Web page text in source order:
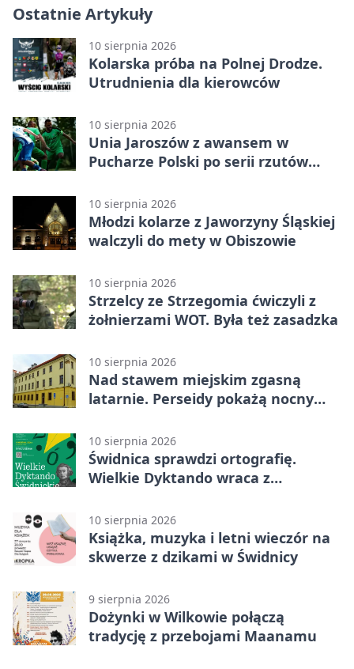
Ostatnie Artykuły
10 sierpnia 2026
Kolarska próba na Polnej Drodze.
Utrudnienia dla kierowców
10 sierpnia 2026
Unia Jaroszów z awansem w
Pucharze Polski po serii rzutów
10 sierpnia 2026
Młodzi kolarze z Jaworzyny Śląskiej
walczyli do mety w Obiszowie
10 sierpnia 2026
Strzelcy ze Strzegomia ćwiczyli z
żołnierzami WOT. Była też zasadzka
10 sierpnia 2026
Nad stawem miejskim zgasną
latarnie. Perseidy pokażą nocny
10 sierpnia 2026
Świdnica sprawdzi ortografię.
Wielkie Dyktando wraca z
10 sierpnia 2026
Książka, muzyka i letni wieczór na
skwerze z dzikami w Świdnicy
9 sierpnia 2026
Dożynki w Wilkowie połączą
tradycję z przebojami Maanamu